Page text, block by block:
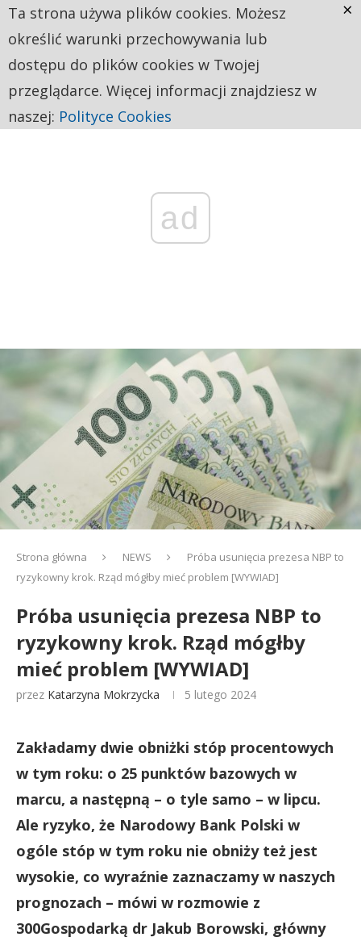
ad
Strona główna NEWS
Próba usunięcia prezesa NBP to
ryzykowny krok. Rząd mógłby mieć problem [WYWIAD]
Próba usunięcia prezesa NBP to
ryzykowny krok. Rząd mógłby
mieć problem [WYWIAD]
przez Katarzyna Mokrzycka 5 lutego 2024
Zakładamy dwie obniżki stóp procentowych
w tym roku: o 25 punktów bazowych w
marcu, a następną – o tyle samo – w lipcu.
Ale ryzyko, że Narodowy Bank Polski w
ogóle stóp w tym roku nie obniży też jest
wysokie, co wyraźnie zaznaczamy w naszych
prognozach – mówi w rozmowie z
300Gospodarką dr Jakub Borowski, główny
Ta strona używa plików cookies. Możesz
określić warunki przechowywania lub
dostępu do plików cookies w Twojej
przeglądarce. Więcej informacji znajdziesz w
naszej: Polityce Cookies
×